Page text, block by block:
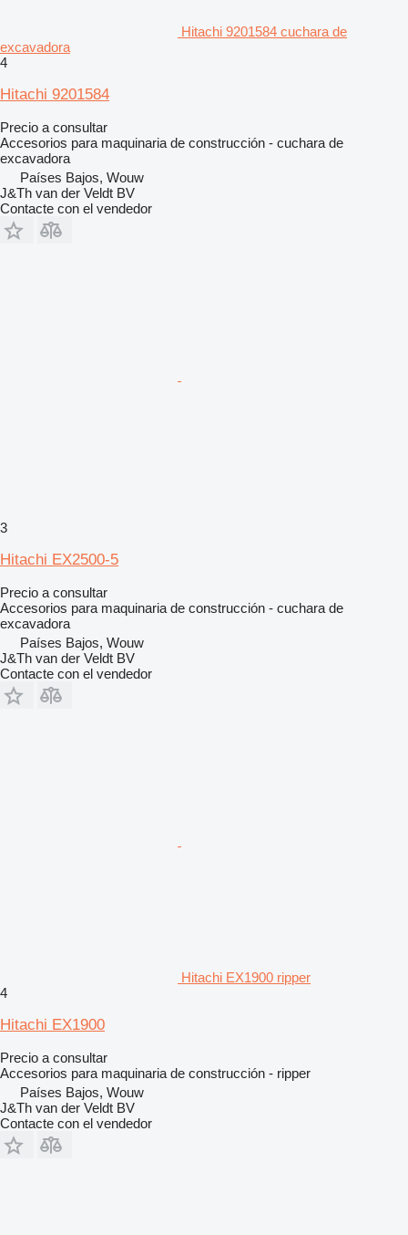
Hitachi 9201584 cuchara de
excavadora
4
Hitachi 9201584
Precio a consultar
Accesorios para maquinaria de construcción - cuchara de
excavadora
Países Bajos, Wouw
J&Th van der Veldt BV
Contacte con el vendedor
3
Hitachi EX2500-5
Precio a consultar
Accesorios para maquinaria de construcción - cuchara de
excavadora
Países Bajos, Wouw
J&Th van der Veldt BV
Contacte con el vendedor
Hitachi EX1900 ripper
4
Hitachi EX1900
Precio a consultar
Accesorios para maquinaria de construcción - ripper
Países Bajos, Wouw
J&Th van der Veldt BV
Contacte con el vendedor